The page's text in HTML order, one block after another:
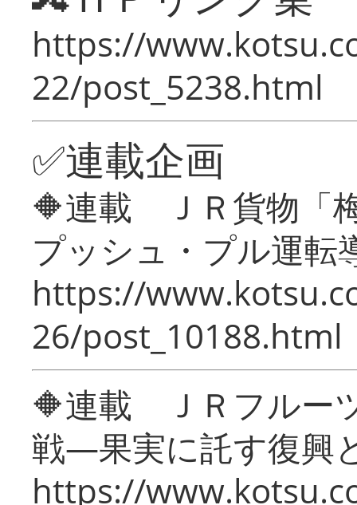
https://
22/post_5238.html
✅連載企画
🔶連載 ＪＲ貨物「
プッシュ・プル運転
https://
26/post_10188.html
🔶連載 ＪＲフルー
戦―果実に託す復興
https://